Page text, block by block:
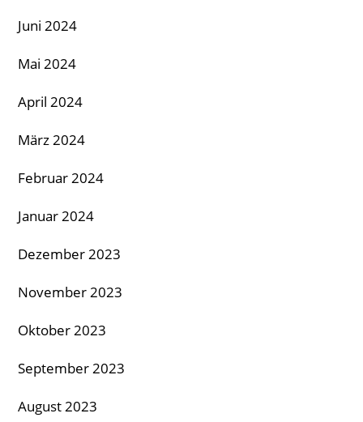
Juni 2024
Mai 2024
April 2024
März 2024
Februar 2024
Januar 2024
Dezember 2023
November 2023
Oktober 2023
September 2023
August 2023